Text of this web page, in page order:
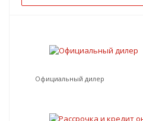
Официальный дилер